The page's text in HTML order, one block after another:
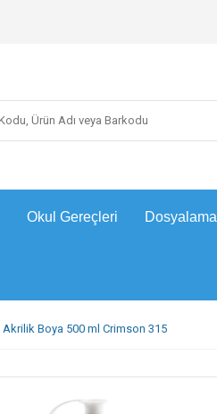
Okul Gereçleri Dosyalama
Akrilik Boya 500 ml Crimson 315